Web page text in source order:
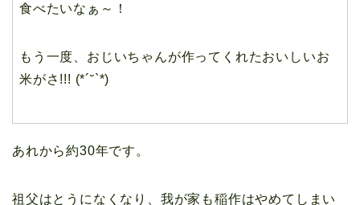
食べたいなぁ～！
もう一度、おじいちゃんが作ってくれたおいしいお
米がさ!!! (*´˘`*)
あれから約30年です。
祖父はとうになくなり、我が家も稲作はやめてしまい